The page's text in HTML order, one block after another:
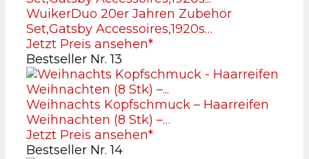
WuikerDuo 20er Jahren Zubehör
Set,Gatsby Accessoires,1920s…
Jetzt Preis ansehen*
Bestseller Nr. 13
Weihnachts Kopfschmuck – Haarreifen
Weihnachten (8 Stk) –…
Jetzt Preis ansehen*
Bestseller Nr. 14